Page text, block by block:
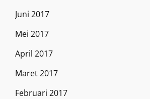
Juni 2017
Mei 2017
April 2017
Maret 2017
Februari 2017